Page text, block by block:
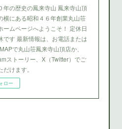
年の歴史の鳳来寺山 鳳来寺山頂
横にある昭和４６年創業丸山荘
ームページへようこそ！ 定休日
です 最新情報は、お電話または
で丸山荘鳳来寺山頂店か、
ストーリー、X（Twitter）でご
けます。
ロー